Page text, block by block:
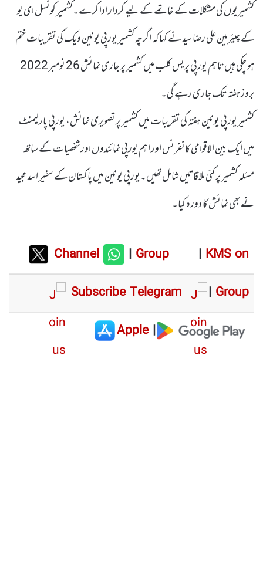
کشمیریوں کی مشکلات کے خاتمے کے لیے کردار ادا کرے۔کشمیر کونسل ای یو
کے چیئرمین علی رضا سید نے کہا کہ اگرچہ کشمیر یورپی یونین ویک کی تقریبات ختم
ہو چکی ہیں تاہم یورپی پریس کلب میں کشمیر پر جاری نمائش 26 نومبر 2022
بروز ہفتہ تک جاری رہے گی۔
کشمیر یورپی یونین ہفتہ کی تقریبات میں کشمیر پر تصویری نمائش، یورپی پارلیمنٹ
میں ایک بین الاقوامی کانفرنس اور اہم یورپی نمائندوں اور شخصیات کے ساتھ
مسئلہ کشمیر پر کئی ملاقاتیں شامل تھیں۔یورپی یونین میں پاکستان کے سفیر اسد مجید
نے بھی نمائش کا دورہ کیا۔
Channel |Group | KMS on
Subscribe Telegram
| Group
|
Apple